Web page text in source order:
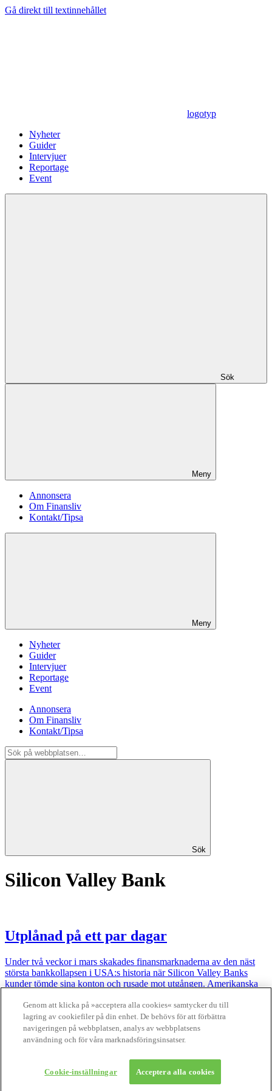
Gå direkt till textinnehållet
logotyp
Nyheter
Guider
Intervjuer
Reportage
Event
Sök
Meny
Annonsera
Om Finansliv
Kontakt/Tipsa
Meny
Nyheter
Guider
Intervjuer
Reportage
Event
Annonsera
Om Finansliv
Kontakt/Tipsa
Sök
Silicon Valley Bank
Utplånad på ett par dagar
Under två veckor i mars skakades finansmarknaderna av den näst
största ­bankkollapsen i USA:s historia när Silicon Valley Banks
kunder tömde sina konton och rusade mot utgången. Amerikanska
finnas fler banker med liknande problem.
Finansliv ägs av Finansliv Sverige AB, 556784-8741.
Finansliv producerades av Tidningen Journalisten AB till 30 juni
Om Finansliv
Genom att klicka på »acceptera alla cookies« samtycker du till
lagring av cookiefiler på din enhet. De behövs för att förbättra
navigeringen på webbplatsen, analys av webbplatsens
användning och för våra marknadsföringsinsatser.
Cookie-inställningar Acceptera alla cookies